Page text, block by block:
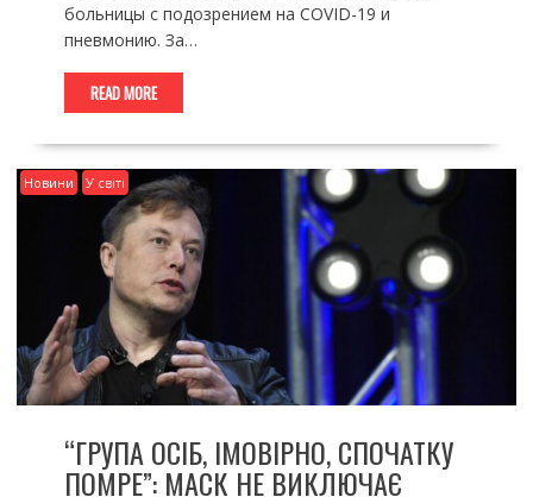
больницы с подозрением на COVID-19 и
пневмонию. За…
READ MORE
Новини У світі
“ГРУПА ОСІБ, ІМОВІРНО, СПОЧАТКУ
ПОМРЕ”: МАСК НЕ ВИКЛЮЧАЄ